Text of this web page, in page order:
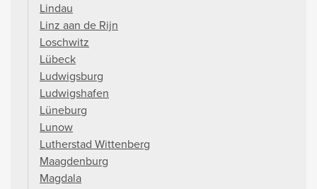
Lindau
Linz aan de Rijn
Loschwitz
Lübeck
Ludwigsburg
Ludwigshafen
Lüneburg
Lunow
Lutherstad Wittenberg
Maagdenburg
Magdala